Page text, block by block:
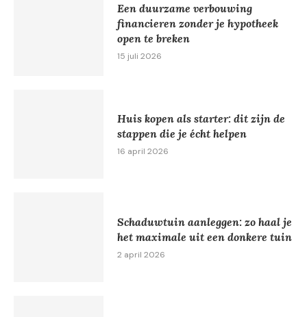
Een duurzame verbouwing
financieren zonder je hypotheek
open te breken
15 juli 2026
Huis kopen als starter: dit zijn de
stappen die je écht helpen
16 april 2026
Schaduwtuin aanleggen: zo haal je
het maximale uit een donkere tuin
2 april 2026